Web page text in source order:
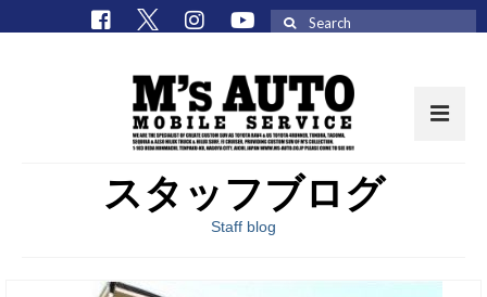
取扱車種一覧
在庫車一覧
スタッフブログ
Staff blog